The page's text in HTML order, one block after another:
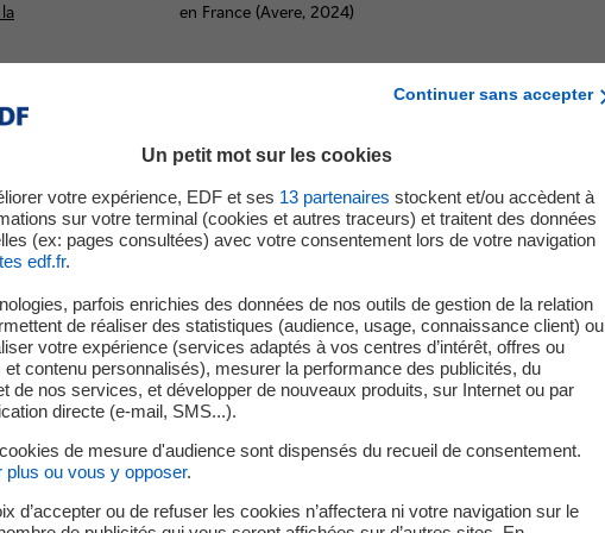
en France (Avere, 2024)
transition énergétique pour
et décarbonés.
Continuer sans accepter
Un petit mot sur les cookies
votre expérience, EDF et ses 13 partenaires stockent et/ou accèdent à
sur votre terminal (cookies et autres traceurs) et traitent des données
(ex: pages consultées) avec votre consentement lors de votre navigation
edf.fr.
parfois enrichies des données de nos outils de gestion de la relation
de réaliser des statistiques (audience, usage, connaissance client) ou
votre expérience (services adaptés à vos centres d’intérêt, offres ou
et contenu personnalisés), mesurer la performance des publicités, du
de nos services, et développer de nouveaux produits, sur Internet ou par
directe (e-mail, SMS...).
de mesure d'audience sont dispensés du recueil de consentement.
plus ou vous y opposer.
d’accepter ou de refuser les cookies n’affectera ni votre navigation sur le